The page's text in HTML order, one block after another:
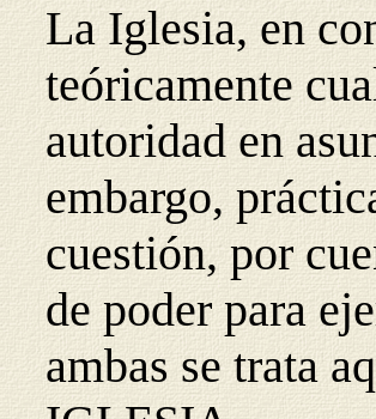
La Iglesia, en
teóricamente
autoridad en
embargo,
cuestión, por
de poder para
ambas se trata